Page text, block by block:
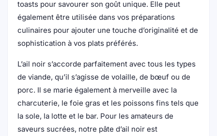
toasts pour savourer son goût unique. Elle peut
également être utilisée dans vos préparations
culinaires pour ajouter une touche d’originalité et de
sophistication à vos plats préférés.
L’ail noir s’accorde parfaitement avec tous les types
de viande, qu’il s’agisse de volaille, de bœuf ou de
porc. Il se marie également à merveille avec la
charcuterie, le foie gras et les poissons fins tels que
la sole, la lotte et le bar. Pour les amateurs de
saveurs sucrées, notre pâte d’ail noir est